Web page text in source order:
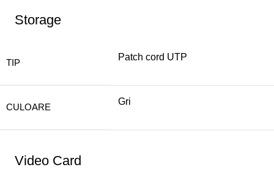
Storage
TIP
Patch cord UTP
CULOARE
Gri
Video Card